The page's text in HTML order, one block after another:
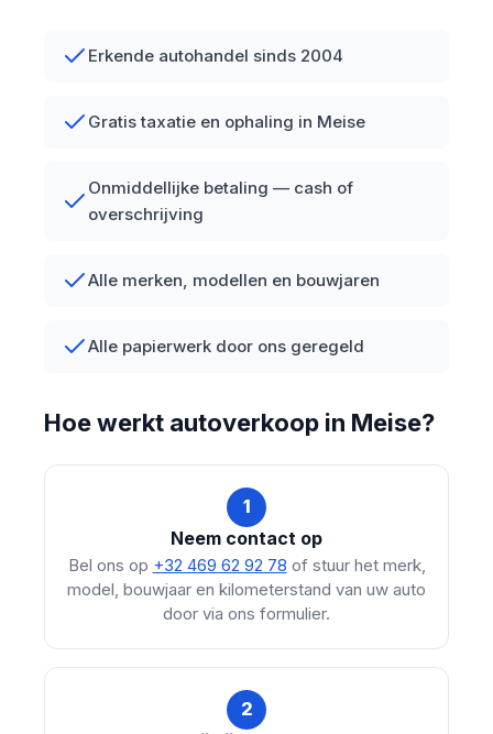
Erkende autohandel sinds 2004
Gratis taxatie en ophaling in Meise
Onmiddellijke betaling — cash of
overschrijving
Alle merken, modellen en bouwjaren
Alle papierwerk door ons geregeld
Hoe werkt autoverkoop in Meise?
1
Neem contact op
Bel ons op +32 469 62 92 78 of stuur het merk,
model, bouwjaar en kilometerstand van uw auto
door via ons formulier.
2